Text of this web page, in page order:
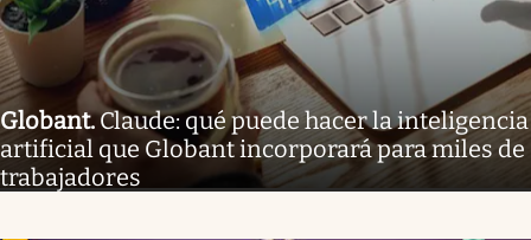
Globant.Claude: qué puede hacer la inteligencia
artificial que Globant incorporará para miles de
trabajadores